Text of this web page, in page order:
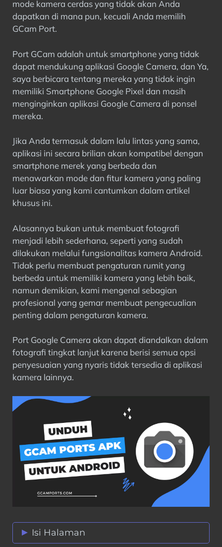
mode kamera cerdas yang tidak akan Anda
dapatkan di mana pun, kecuali Anda memilih
GCam Port.
Port GCam adalah untuk smartphone yang tidak
dapat mendukung aplikasi Google Camera, dan Ya,
saya berbicara tentang mereka yang tidak ingin
memiliki Smartphone Google Pixel dan masih
menginginkan aplikasi Google Camera di ponsel
mereka.
Jika Anda termasuk dalam lalu lintas yang sama,
aplikasi ini secara brilian akan kompatibel dengan
smartphone merek yang berbeda dan
menawarkan mode dan fitur kamera yang paling
luar biasa yang kami cantumkan dalam artikel
khusus ini.
Alasannya bukan untuk membuat fotografi
menjadi lebih sederhana, seperti yang sudah
dilakukan melalui fungsionalitas kamera Android.
Tidak perlu membuat pengaturan rumit yang
berbeda untuk memiliki kamera yang lebih baik,
namun demikian, kami mengenal sebagian
profesional yang gemar membuat pengecualian
penting dalam pengaturan kamera.
Port Google Camera akan dapat diandalkan dalam
fotografi tingkat lanjut karena berisi semua opsi
penyesuaian yang nyaris tidak tersedia di aplikasi
kamera lainnya.
Isi Halaman